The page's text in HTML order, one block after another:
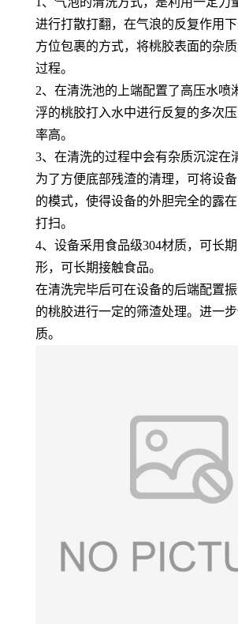
进行打散打翻，在气浪的反复作用
方位包裹的方式，将桃胶表面的杂
过程。
2、在清洗池的上端配置了高压水喷
浮的桃胶打入水中进行反复的多次
率高。
3、在清洗的过程中会有杂质沉淀在
为了方便底部残渣的清理，可将设
的模式，使得设备的外胆完全的露
打扫。
4、设备采用食品级304材质，可长
形，可长期接触食品。
在清洗完毕后可在设备的后端配置
的桃胶进行一定的筛渣处理。进一
质。